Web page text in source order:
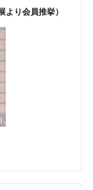
り会員推挙）